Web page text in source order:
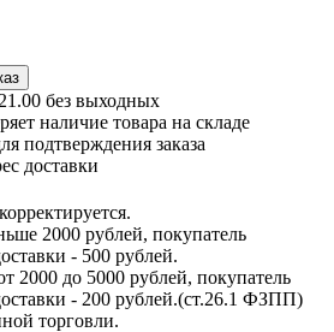
без выходных
наличие товара на складе
подтверждения заказа
доставки
2000 рублей, покупатель
- 500 рублей.
2000 до 5000 рублей, покупатель
- 200 рублей.(ст.26.1 ФЗПП)
торговли.